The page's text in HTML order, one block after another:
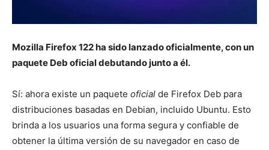
Mozilla Firefox 122 ha sido lanzado oficialmente, con un
paquete Deb oficial debutando junto a él.
Sí: ahora existe un paquete oficial de Firefox Deb para
distribuciones basadas en Debian, incluido Ubuntu. Esto
brinda a los usuarios una forma segura y confiable de
obtener la última versión de su navegador en caso de